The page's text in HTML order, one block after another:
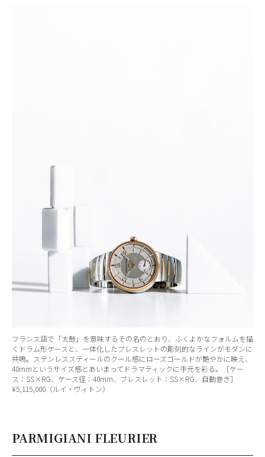
フランス語で「太鼓」を意味するその名のとおり、ふくよかなフォルムを描
くドラム形ケースと、一体化したブレスレットの彫刻的なラインがモダンに
共鳴。ステンレススティールのクール感にローズゴールドが艶やかに映え、
40mmというサイズ感とあいまってドラマティックに手元を彩る。［ケー
ス：SS×RG、ケース径：40mm、ブレスレット：SS×RG、自動巻き］
¥5,115,000（ルイ・ヴィトン）
PARMIGIANI FLEURIER